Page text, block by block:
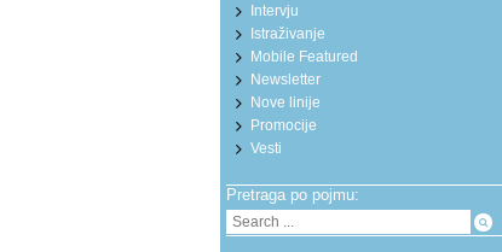
Intervju
Istraživanje
Mobile Featured
Newsletter
Nove linije
Promocije
Vesti
Pretraga po pojmu: